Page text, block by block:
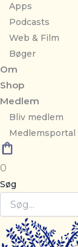
Apps
Podcasts
Web & Film
Bøger
Om
Shop
Medlem
Bliv medlem
Medlemsportal
0
Søg